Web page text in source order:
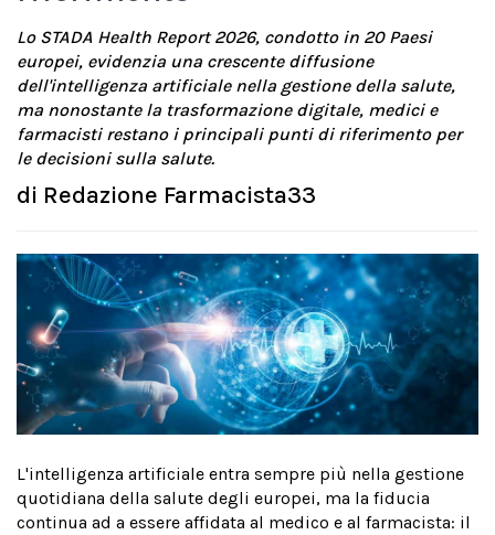
Lo STADA Health Report 2026, condotto in 20 Paesi
europei, evidenzia una crescente diffusione
dell'intelligenza artificiale nella gestione della salute,
ma nonostante la trasformazione digitale, medici e
farmacisti restano i principali punti di riferimento per
le decisioni sulla salute.
di Redazione Farmacista33
L'intelligenza artificiale entra sempre più nella gestione
quotidiana della salute degli europei, ma la fiducia
continua ad a essere affidata al medico e al farmacista: il